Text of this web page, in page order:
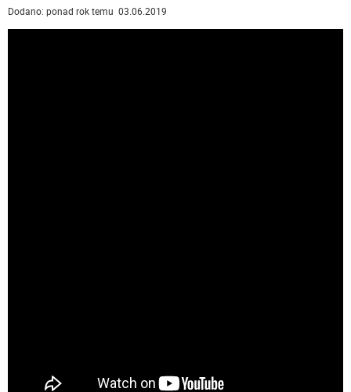
Dodano: ponad rok temu 03.06.2019